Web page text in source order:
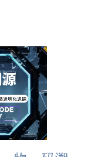
身的价格优势，
经销商。其目的